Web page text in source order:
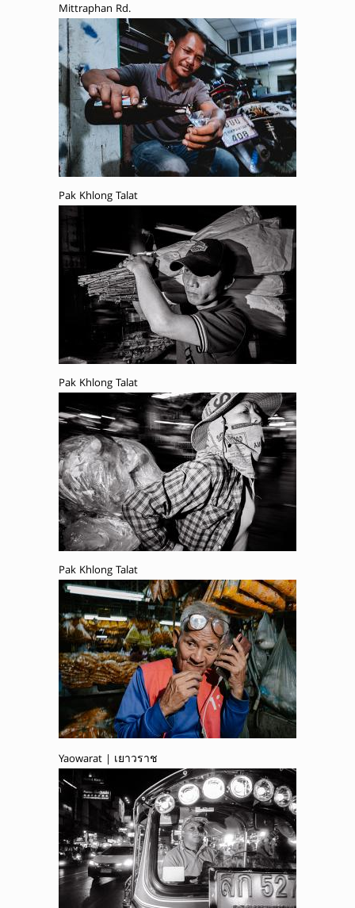
Mittraphan Rd.
Pak Khlong Talat
Pak Khlong Talat
Pak Khlong Talat
Yaowarat | เยาวราช